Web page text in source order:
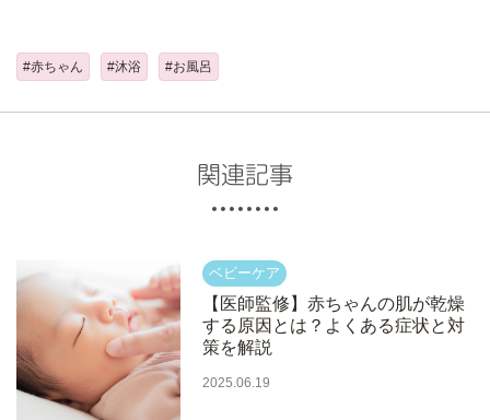
#赤ちゃん #沐浴 #お風呂
関連記事
【医師監修】赤ちゃんの肌が乾燥
する原因とは？よくある症状と対
策を解説
2025.06.19